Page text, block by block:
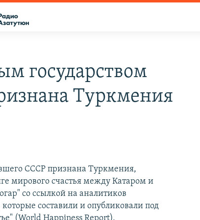
государством
Туркмения
СССР признана Туркмения,
мирового счастья между Катаром и
со ссылкой на аналитиков
составили и опубликовали под